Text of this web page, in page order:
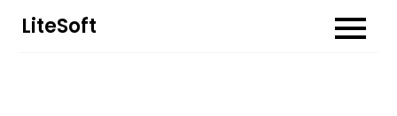
Перейти
LiteSoft